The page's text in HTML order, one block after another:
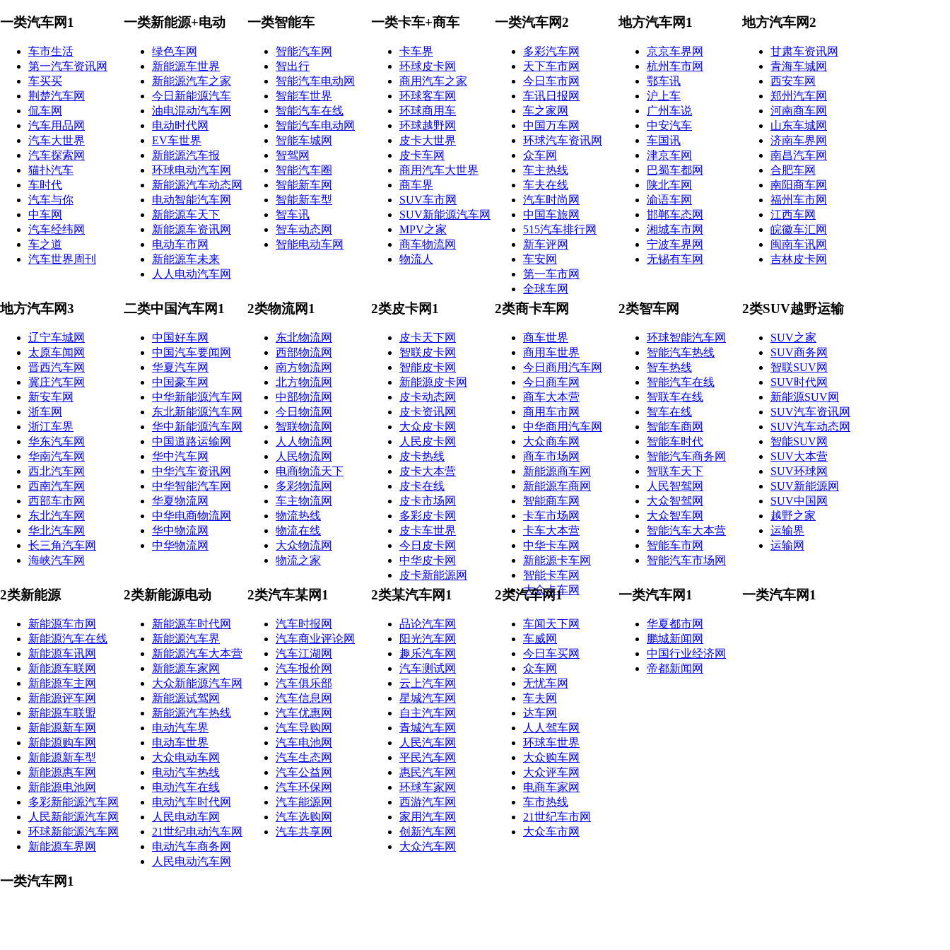
一类汽车网1
车市生活
第一汽车资讯网
车买买
荆楚汽车网
侃车网
汽车用品网
汽车大世界
汽车探索网
猫扑汽车
车时代
汽车与你
中车网
汽车经纬网
车之道
汽车世界周刊
一类新能源+电动
绿色车网
新能源车世界
新能源汽车之家
今日新能源汽车
油电混动汽车网
电动时代网
EV车世界
新能源汽车报
环球电动汽车网
新能源汽车动态网
电动智能汽车网
新能源车天下
新能源车资讯网
电动车市网
新能源车未来
人人电动汽车网
一类智能车
智能汽车网
智出行
智能汽车电动网
智能车世界
智能汽车在线
智能汽车电动网
智能车城网
智驾网
智能汽车圈
智能新车网
智能新车型
智车讯
智车动态网
智能电动车网
一类卡车+商车
卡车界
环球皮卡网
商用汽车之家
环球客车网
环球商用车
环球越野网
皮卡大世界
皮卡车网
商用汽车大世界
商车界
SUV车市网
SUV新能源汽车网
MPV之家
商车物流网
物流人
一类汽车网2
多彩汽车网
天下车市网
今日车市网
车讯日报网
车之家网
中国万车网
环球汽车资讯网
众车网
车主热线
车夫在线
汽车时尚网
中国车旅网
515汽车排行网
新车评网
车安网
第一车市网
全球车网
地方汽车网1
京京车界网
杭州车市网
鄂车讯
沪上车
广州车说
中安汽车
车国讯
津京车网
巴蜀车都网
陕北车网
渝语车网
邯郸车态网
湘城车市网
宁波车界网
无锡有车网
地方汽车网2
甘肃车资讯网
青海车城网
西安车网
郑州汽车网
河南商车网
山东车城网
济南车界网
南昌汽车网
合肥车网
南阳商车网
福州车市网
江西车网
皖徽车汇网
闽南车讯网
吉林皮卡网
地方汽车网3
辽宁车城网
太原车闻网
晋西汽车网
冀庄汽车网
新安车网
浙车网
浙江车界
华东汽车网
华南汽车网
西北汽车网
西南汽车网
西部车市网
东北汽车网
华北汽车网
长三角汽车网
海峡汽车网
二类中国汽车网1
中国好车网
中国汽车要闻网
华夏汽车网
中国豪车网
中华新能源汽车网
东北新能源汽车网
华中新能源汽车网
中国道路运输网
华中汽车网
中华汽车资讯网
中华智能汽车网
华夏物流网
中华电商物流网
华中物流网
中华物流网
2类物流网1
东北物流网
西部物流网
南方物流网
北方物流网
中部物流网
今日物流网
智联物流网
人人物流网
人民物流网
电商物流天下
多彩物流网
车主物流网
物流热线
物流在线
大众物流网
物流之家
2类皮卡网1
皮卡天下网
智联皮卡网
智能皮卡网
新能源皮卡网
皮卡动态网
皮卡资讯网
大众皮卡网
人民皮卡网
皮卡热线
皮卡大本营
皮卡在线
皮卡市场网
多彩皮卡网
皮卡车世界
今日皮卡网
中华皮卡网
皮卡新能源网
2类商卡车网
商车世界
商用车世界
今日商用汽车网
今日商车网
商车大本营
商用车市网
中华商用汽车网
大众商车网
商车市场网
新能源商车网
新能源车商网
智能商车网
卡车市场网
卡车大本营
中华卡车网
新能源卡车网
智能卡车网
大众卡车网
2类智车网
环球智能汽车网
智能汽车热线
智车热线
智能汽车在线
智联车在线
智车在线
智能车商网
智能车时代
智能汽车商务网
智联车天下
人民智驾网
大众智驾网
大众智车网
智能汽车大本营
智能车市网
智能汽车市场网
2类SUV越野运输
SUV之家
SUV商务网
智联SUV网
SUV时代网
新能源SUV网
SUV汽车资讯网
SUV汽车动态网
智能SUV网
SUV大本营
SUV环球网
SUV新能源网
SUV中国网
越野之家
运输界
运输网
2类新能源
新能源车市网
新能源汽车在线
新能源车讯网
新能源车联网
新能源车主网
新能源评车网
新能源车联盟
新能源新车网
新能源购车网
新能源新车型
新能源惠车网
新能源电池网
多彩新能源汽车网
人民新能源汽车网
环球新能源汽车网
新能源车界网
2类新能源电动
新能源车时代网
新能源汽车界
新能源汽车大本营
新能源车家网
大众新能源汽车网
新能源试驾网
新能源汽车热线
电动汽车界
电动车世界
大众电动车网
电动汽车热线
电动汽车在线
电动汽车时代网
人民电动车网
21世纪电动汽车网
电动汽车商务网
人民电动汽车网
2类汽车某网1
汽车时报网
汽车商业评论网
汽车江湖网
汽车报价网
汽车俱乐部
汽车信息网
汽车优惠网
汽车导购网
汽车电池网
汽车生态网
汽车公益网
汽车环保网
汽车能源网
汽车选购网
汽车共享网
2类某汽车网1
品论汽车网
阳光汽车网
趣乐汽车网
汽车测试网
云上汽车网
星城汽车网
自主汽车网
青城汽车网
人民汽车网
平民汽车网
惠民汽车网
环球车家网
西游汽车网
家用汽车网
创新汽车网
大众汽车网
2类汽车网1
车闻天下网
车威网
今日车买网
众车网
无忧车网
车夫网
达车网
人人驾车网
环球车世界
大众购车网
大众评车网
电商车家网
车市热线
21世纪车市网
大众车市网
一类汽车网1
华夏都市网
鹏城新闻网
中国行业经济网
帝都新闻网
一类汽车网1
一类汽车网1